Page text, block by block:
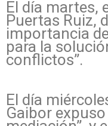
El día martes,
Puertas Ruiz,
importancia
para la
conflictos”.
El día
Gaibor